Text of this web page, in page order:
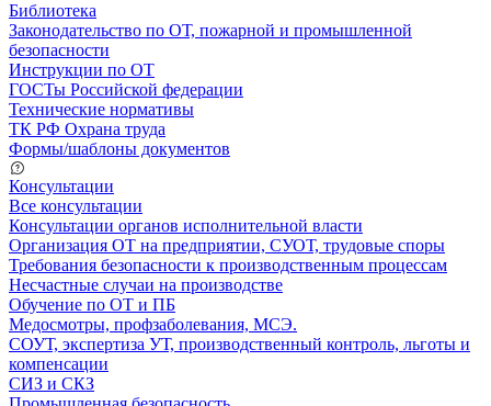
Библиотека
Законодательство по ОТ, пожарной и промышленной
безопасности
Инструкции по ОТ
ГОСТы Российской федерации
Технические нормативы
ТК РФ Охрана труда
Формы/шаблоны документов
Консультации
Все консультации
Консультации органов исполнительной власти
Организация ОТ на предприятии, СУОТ, трудовые споры
Требования безопасности к производственным процессам
Несчастные случаи на производстве
Обучение по ОТ и ПБ
Медосмотры, профзаболевания, МСЭ.
СОУТ, экспертиза УТ, производственный контроль, льготы и
компенсации
СИЗ и СКЗ